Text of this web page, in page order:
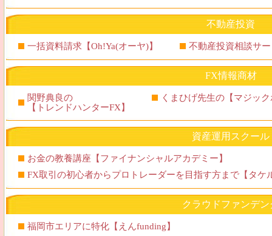
不動産投資
一括資料請求【Oh!Ya(オーヤ)】 不動産投資相談サ
FX情報商材
関野典良の
【トレンドハンターFX】
くまひげ先生の【マジッ
資産運用スクール
お金の教養講座【ファイナンシャルアカデミー】
FX取引の初心者からプロトレーダーを目指す方まで【タケ
クラウドファンデン
福岡市エリアに特化【えんfunding】